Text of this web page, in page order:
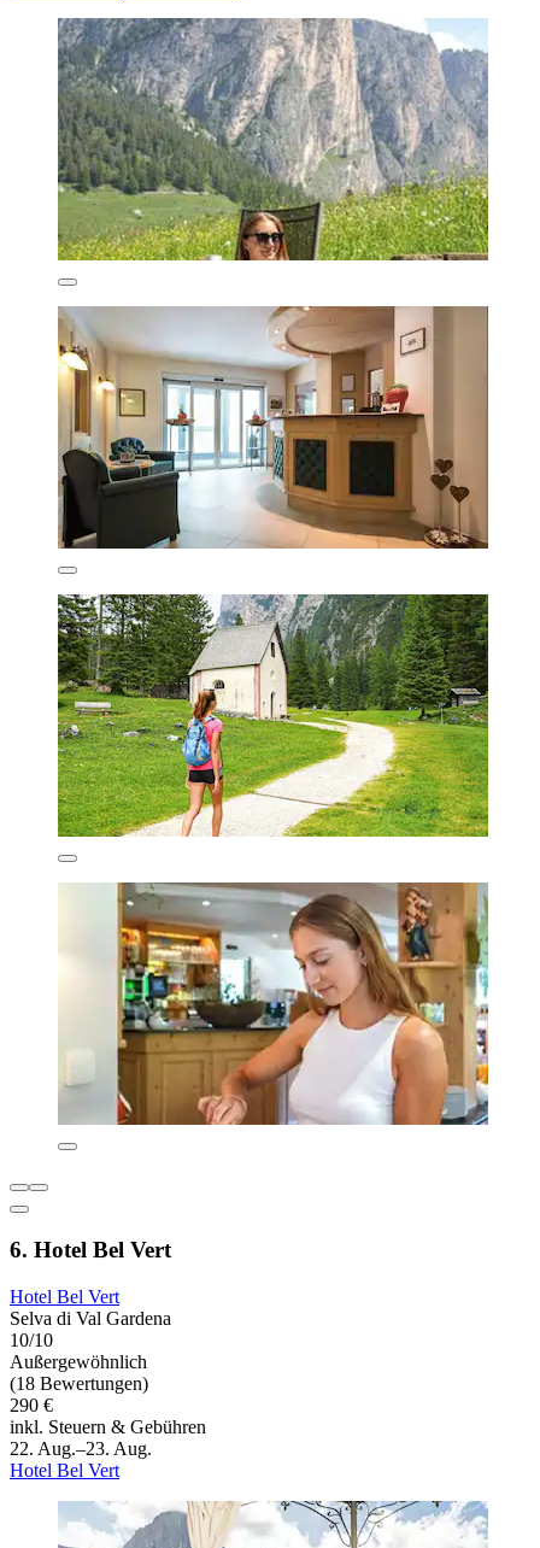
6. Hotel Bel Vert
Hotel Bel Vert
Selva di Val Gardena
10/10
Außergewöhnlich
(18 Bewertungen)
290 €
inkl. Steuern & Gebühren
22. Aug.–23. Aug.
Hotel Bel Vert